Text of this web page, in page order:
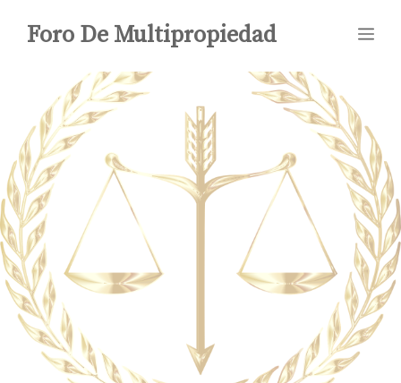
Foro De Multipropiedad